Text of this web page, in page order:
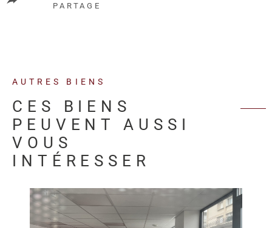
PARTAGE
AUTRES BIENS
CES BIENS
PEUVENT AUSSI
VOUS
INTÉRESSER